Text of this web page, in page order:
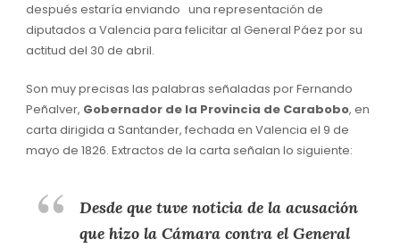
después estaría enviando una representación de
diputados a Valencia para felicitar al General Páez por su
actitud del 30 de abril.
Son muy precisas las palabras señaladas por Fernando
Peñalver, Gobernador de la Provincia de Carabobo, en
carta dirigida a Santander, fechada en Valencia el 9 de
mayo de 1826. Extractos de la carta señalan lo siguiente:
Desde que tuve noticia de la acusación
que hizo la Cámara contra el General